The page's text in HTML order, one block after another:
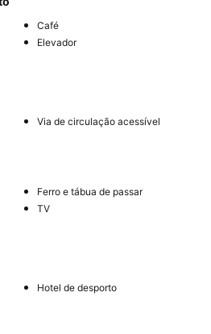
Café
Elevador
Via de circulação acessível
Ferro e tábua de passar
TV
Hotel de desporto